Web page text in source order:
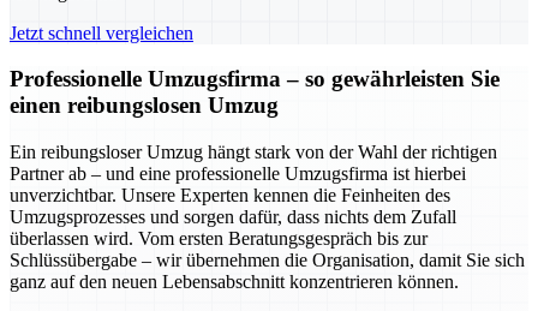
Jetzt schnell vergleichen
Professionelle Umzugsfirma – so gewährleisten Sie
einen reibungslosen Umzug
Ein reibungsloser Umzug hängt stark von der Wahl der richtigen
Partner ab – und eine professionelle Umzugsfirma ist hierbei
unverzichtbar. Unsere Experten kennen die Feinheiten des
Umzugsprozesses und sorgen dafür, dass nichts dem Zufall
überlassen wird. Vom ersten Beratungsgespräch bis zur
Schlüssübergabe – wir übernehmen die Organisation, damit Sie sich
ganz auf den neuen Lebensabschnitt konzentrieren können.